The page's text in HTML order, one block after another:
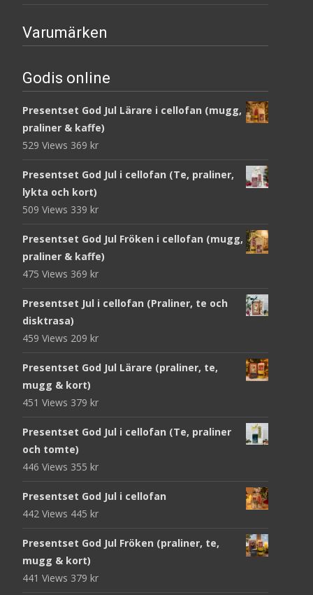
Varumärken
Godis online
Presentset God Jul Lärare i cellofan (mugg,
praliner & kaffe)
529 Views 369 kr
Presentset God Jul i cellofan (Te, praliner,
lykta och kort)
509 Views 339 kr
Presentset God Jul Fröken i cellofan (mugg,
praliner & kaffe)
475 Views 369 kr
Presentset Jul i cellofan (Praliner, te och
disktrasa)
459 Views 209 kr
Presentset God Jul Lärare (praliner, te,
mugg & kort)
451 Views 379 kr
Presentset God Jul i cellofan (Te, praliner
och tomte)
446 Views 355 kr
Presentset God Jul i cellofan
442 Views 445 kr
Presentset God Jul Fröken (praliner, te,
mugg & kort)
441 Views 379 kr